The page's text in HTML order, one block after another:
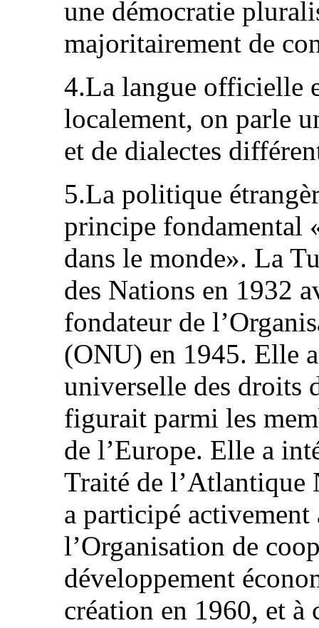
une démocratie
majoritairement de
4.La langue officielle
localement, on parle
et de dialectes
5.La politique
principe fondamental
dans le monde». La
des Nations en 1932
fondateur de
(ONU) en 1945. Elle
universelle des droits
figurait parmi les
de l’Europe. Elle a
Traité de
a participé
l’Organisation de
développement
création en 1960, et à